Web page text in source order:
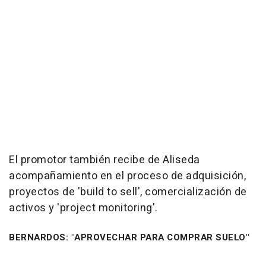
El promotor también recibe de Aliseda
acompañamiento en el proceso de adquisición,
proyectos de 'build to sell', comercialización de
activos y 'project monitoring'.
BERNARDOS: "APROVECHAR PARA COMPRAR SUELO"